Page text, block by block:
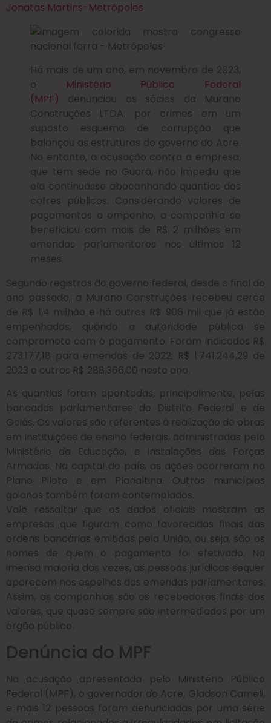
Jonatas Martins-Metrópoles
Há mais de um ano, em novembro de 2023,
o
Ministério Público Federal
(MPF) denunciou os sócios da Murano
Construções LTDA. por crimes em um
suposto esquema de corrupção que
balançou as estruturas do governo do Acre.
No entanto, a acusação contra a empresa,
que tem sede no Guará, não impediu que
ela continuasse abocanhando quantias dos
cofres públicos. Considerando valores de
pagamentos e empenho, a companhia se
beneficiou com mais de R$ 2 milhões em
emendas parlamentares nos últimos 12
meses.
Segundo registros do governo federal, desde o final do
ano passado, a Murano Construções recebeu cerca
de R$ 1,4 milhão e há outros R$ 906 mil que já estão
empenhados, quando a autoridade pública se
compromete com o pagamento. Foram indicados R$
273.177,18 para emendas de 2022; R$ 1.741.244,29 de
2023 e outros R$ 288.366,00 neste ano.
As quantias foram apontadas, principalmente, pelas
bancadas parlamentares do Distrito Federal e de
Goiás. Os valores são referentes à realização de obras
em instituições de ensino federais, administradas pelo
Ministério da Educação, e instalações das Forças
Armadas. Na capital do país, as ações ocorreram no
Plano Piloto e em Planaltina. Outros municípios
goianos também foram contemplados.
Vale ressaltar que os dados oficiais mostram as
empresas que figuram como favorecidas finais das
ordens bancárias emitidas pela União, ou seja, são os
nomes de quem o pagamento foi efetivado. Na
imensa maioria das vezes, as pessoas jurídicas sequer
aparecem nos espelhos das emendas parlamentares.
Assim, as companhias são os recebedores finais dos
valores, que quase sempre são intermediados por um
órgão público.
Denúncia do MPF
Na acusação apresentada pelo Ministério Público
Federal (MPF), o governador do Acre, Gladson Cameli,
e mais 12 pessoas foram denunciadas por uma série